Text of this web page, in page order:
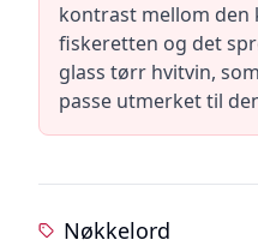
kontrast mellom den
fiskeretten og det
glass tørr hvitvin,
passe utmerket til
Nøkkelord